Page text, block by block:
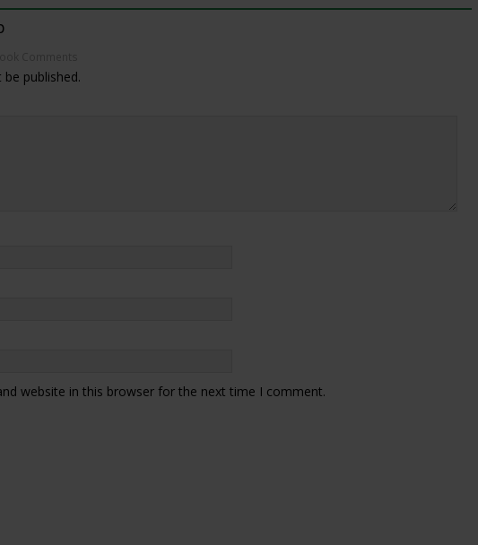
published.
website in this browser for the next time I comment.